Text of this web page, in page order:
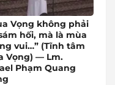
Vọng không phải
hối, mà là mùa
vui…” (Tĩnh tâm
Vọng) — Lm.
Phạm Quang